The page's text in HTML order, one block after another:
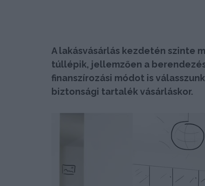
A lakásvásárlás kezdetén szinte
túllépik, jellemzően a
finanszírozási módot is
biztonsági tartalék vásárláskor.